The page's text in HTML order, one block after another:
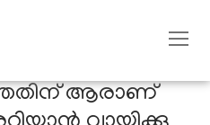
ആരാണ്